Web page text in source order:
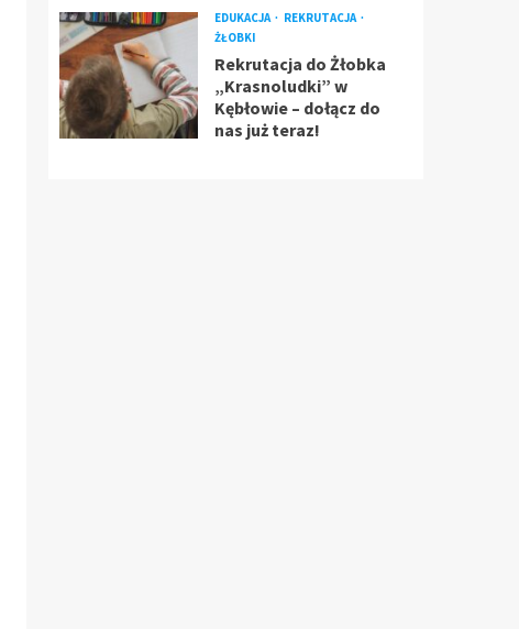
EDUKACJA
REKRUTACJA
ŻŁOBKI
Rekrutacja do Żłobka
„Krasnoludki” w
Kębłowie – dołącz do
nas już teraz!